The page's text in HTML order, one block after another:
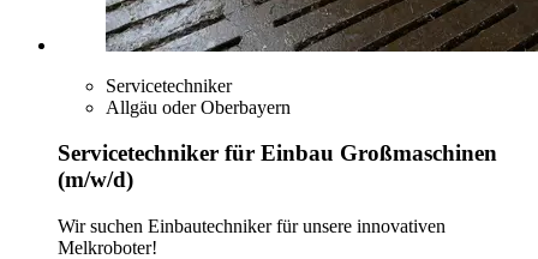
Servicetechniker
Allgäu oder Oberbayern
Servicetechniker für Einbau Großmaschinen
(m/w/d)
Wir suchen Einbautechniker für unsere innovativen
Melkroboter!